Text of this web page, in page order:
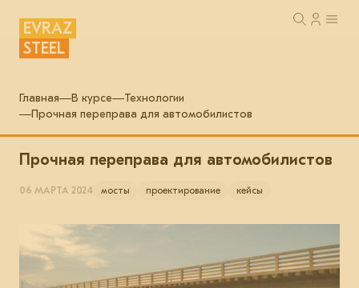
EVRAZ
STEEL
Главная В курсе
Технологии
Прочная переправа для автомобилистов
Прочная переправа для автомобилистов
06 МАРТА 2024 мосты проектирование кейсы